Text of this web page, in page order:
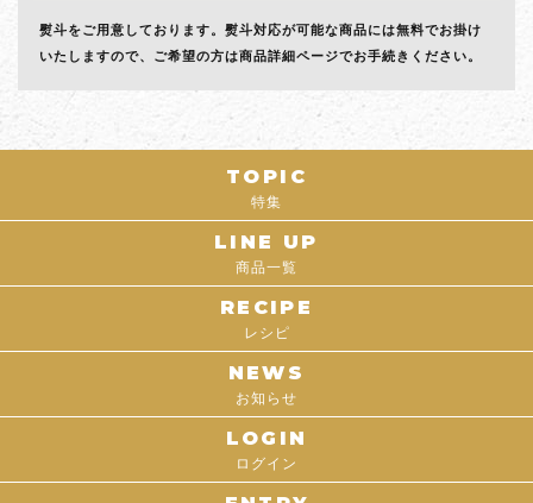
熨斗をご用意しております。熨斗対応が可能な商品には無料でお掛け
いたしますので、ご希望の方は商品詳細ページでお手続きください。
TOPIC
特集
LINE UP
商品一覧
RECIPE
レシピ
NEWS
お知らせ
LOGIN
ログイン